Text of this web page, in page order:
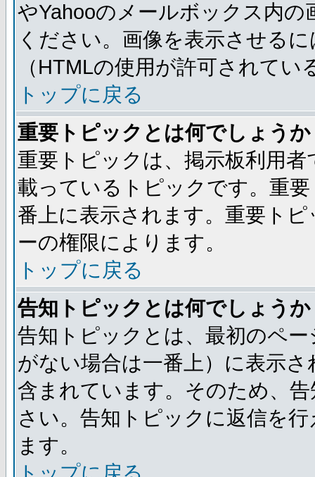
やYahooのメールボックス内
ください。画像を表示させる
（HTMLの使用が許可されて
トップに戻る
重要トピックとは何でしょうか
重要トピックは、掲示板利用
載っているトピックです。重
番上に表示されます。重要ト
ーの権限によります。
トップに戻る
告知トピックとは何でしょうか
告知トピックとは、最初のペ
がない場合は一番上）に表示
含まれています。そのため、
さい。告知トピックに返信を
ます。